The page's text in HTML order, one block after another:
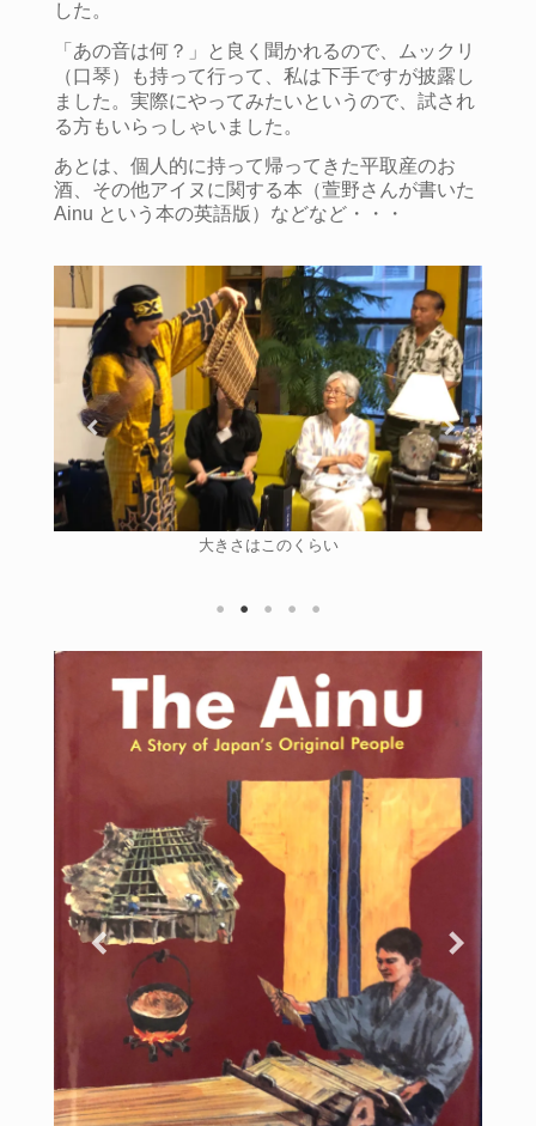
した。
「あの音は何？」と良く聞かれるので、ムックリ
（口琴）も持って行って、私は下手ですが披露し
ました。実際にやってみたいというので、試され
る方もいらっしゃいました。
あとは、個人的に持って帰ってきた平取産のお
酒、その他アイヌに関する本（萱野さんが書いた
Ainu という本の英語版）などなど・・・
大きさはこのくらい